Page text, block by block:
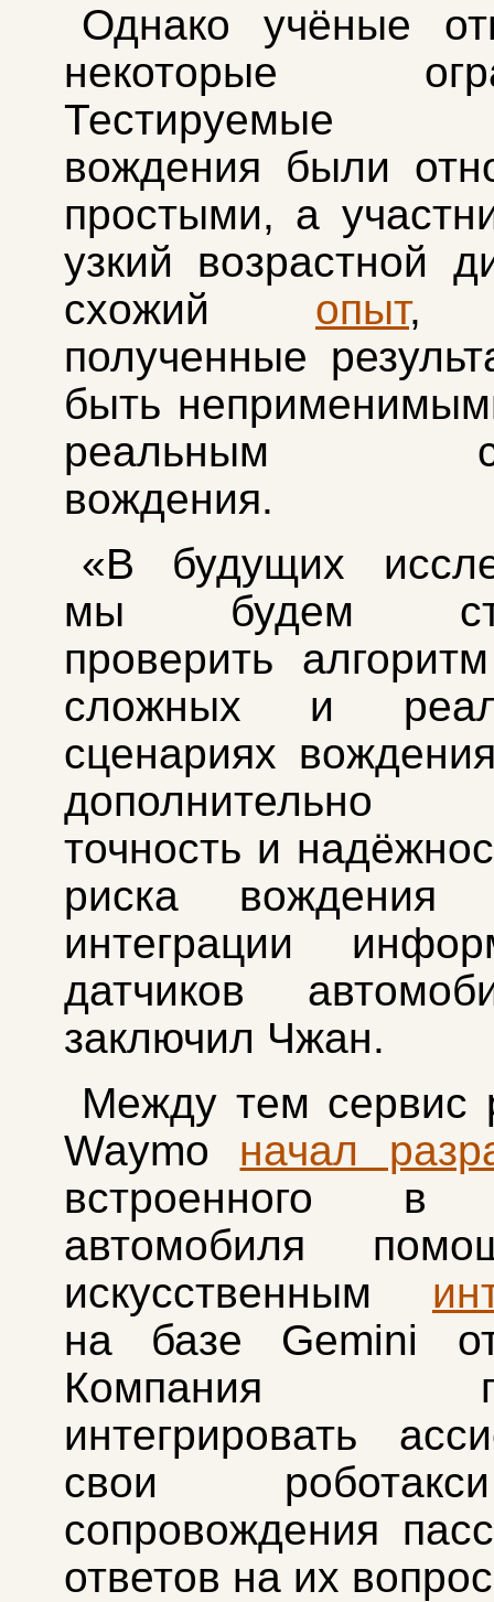
Однако учёные
некоторые
Тестируемые
вождения были
простыми, а
узкий возрастной
схожий опыт,
полученные
быть
реальным
вождения.
«В будущих
мы будем
проверить
сложных и
сценариях
дополнительно
точность и
риска вождения
интеграции
датчиков
заключил Чжан.
Между тем сервис
Waymo начал
встроенного в
автомобиля
искусственным
на базе Gemini
Компания
интегрировать
свои
сопровождения
ответов на их